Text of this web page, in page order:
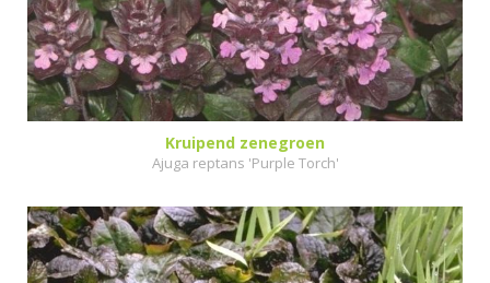
Kruipend zenegroen
Ajuga reptans 'Purple Torch'